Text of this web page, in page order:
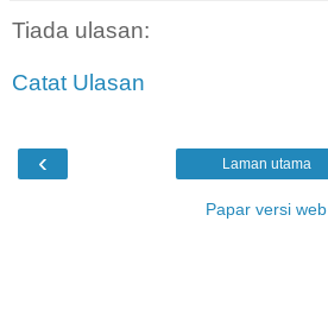
Tiada ulasan:
Catat Ulasan
‹ Laman utama
Papar versi web